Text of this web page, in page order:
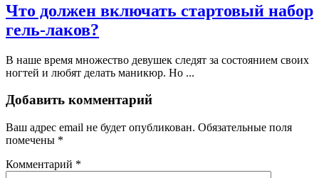
Что должен включать стартовый набор
гель-лаков?
В наше время множество девушек следят за состоянием своих
ногтей и любят делать маникюр. Но ...
Добавить комментарий
Ваш адрес email не будет опубликован. Обязательные поля
помечены *
Комментарий *